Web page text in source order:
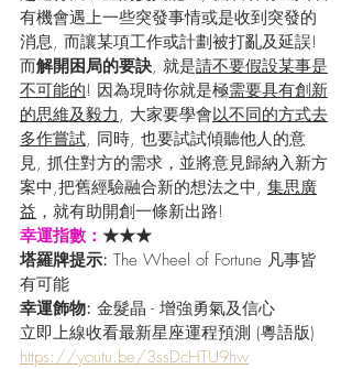
有機會遇上一些突發事情或是收到突發的
消息, 而讓某項工作或計劃被打亂及延誤!
而解開困局的要訣, 就是請不要假設某事是
不可能的! 因為現時你就是極需要具有創新
的思維及毅力 , 大家要學會以不同的方式去
多作嘗試, 同時, 也要試試傾聽他人的意
見, 抓住對方的需求，並將意見歸納入新方
案中,把舊經驗融合新的想法之中, 集思廣
益 ，就有助開創一條新出路!
幸運指數： ★★★
塔羅牌提示: The Wheel of Fortune 凡事皆
有可能
幸運飾物: 金髮晶 - 增強勇氣及信心
立即上線收看最新星座運程預測 (粵語版)
https://youtu.be/3ssDcHTU9hw